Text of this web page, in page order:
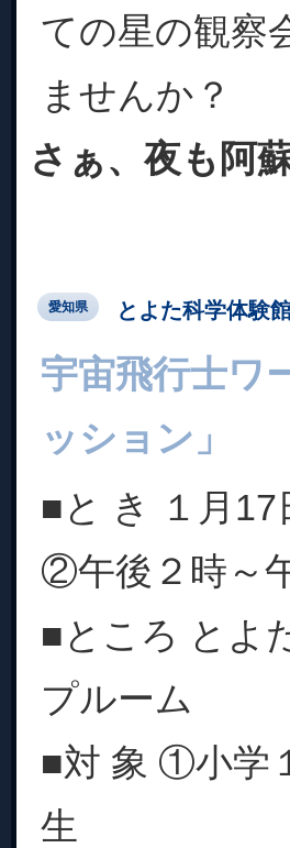
ての星の観察
ませんか？
さぁ、夜も阿
愛知県 とよた科学体験
宇宙飛行士ワ
ッション」
■と き １月
②午後２時～
■ところ とよ
プルーム
■対 象 ①小学
生